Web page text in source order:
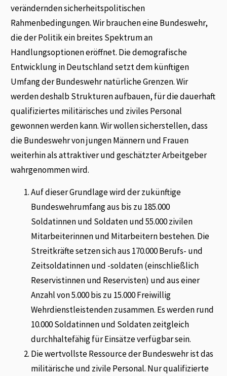
verändernden sicherheitspolitischen
Rahmenbedingungen. Wir brauchen eine Bundeswehr,
die der Politik ein breites Spektrum an
Handlungsoptionen eröffnet. Die demografische
Entwicklung in Deutschland setzt dem künftigen
Umfang der Bundeswehr natürliche Grenzen. Wir
werden deshalb Strukturen aufbauen, für die dauerhaft
qualifiziertes militärisches und ziviles Personal
gewonnen werden kann. Wir wollen sicherstellen, dass
die Bundeswehr von jungen Männern und Frauen
weiterhin als attraktiver und geschätzter Arbeitgeber
wahrgenommen wird.
Auf dieser Grundlage wird der zukünftige
Bundeswehrumfang aus bis zu 185.000
Soldatinnen und Soldaten und 55.000 zivilen
Mitarbeiterinnen und Mitarbeitern bestehen. Die
Streitkräfte setzen sich aus 170.000 Berufs- und
Zeitsoldatinnen und -soldaten (einschließlich
Reservistinnen und Reservisten) und aus einer
Anzahl von 5.000 bis zu 15.000 Freiwillig
Wehrdienstleistenden zusammen. Es werden rund
10.000 Soldatinnen und Soldaten zeitgleich
durchhaltefähig für Einsätze verfügbar sein.
Die wertvollste Ressource der Bundeswehr ist das
militärische und zivile Personal. Nur qualifizierte